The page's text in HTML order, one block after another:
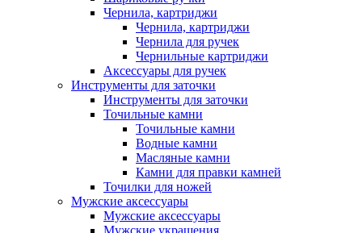
Чернила, картриджи
Чернила, картриджи
Чернила для ручек
Чернильные картриджи
Аксессуары для ручек
Инструменты для заточки
Инструменты для заточки
Точильные камни
Точильные камни
Водные камни
Масляные камни
Камни для правки камней
Точилки для ножей
Мужские аксессуары
Мужские аксессуары
Мужские украшения